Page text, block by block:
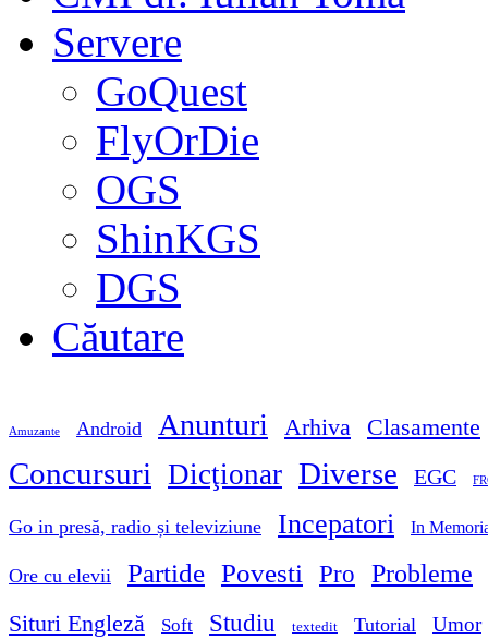
Servere
GoQuest
FlyOrDie
OGS
ShinKGS
DGS
Căutare
Amuzante Android Anunturi Arhiva Clasamente
Concursuri Dicţionar Diverse EGC
Go in presă, radio și televiziune Incepatori In
Ore cu elevii Partide Povesti Pro Probleme
Situri Engleză Soft Studiu textedit Tutorial Umor